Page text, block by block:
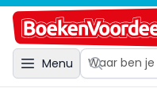
Menu